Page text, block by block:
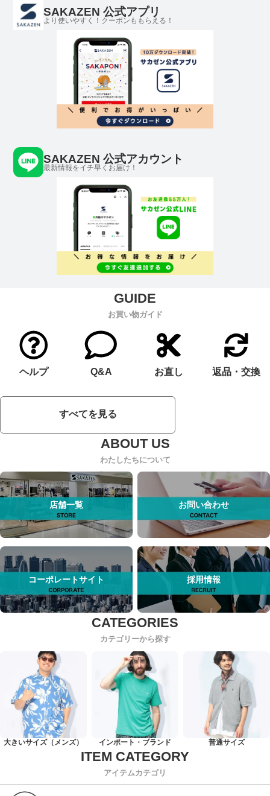
SAKAZEN 公式アプリ
より使いやすく！クーポンももらえる！
SAKAZEN 公式アカウント
最新情報をイチ早くお届け！
お買い物ガイド
ヘルプ Q&A お直し 返品・交換
すべてを見る
わたしたちについて
店舗一覧 お問い合わせ
コーポレートサイト 採用情報
カテゴリーから探す
大きいサイズ（メンズ） インポート・ブランド 普通サイズ
アイテムカテゴリ